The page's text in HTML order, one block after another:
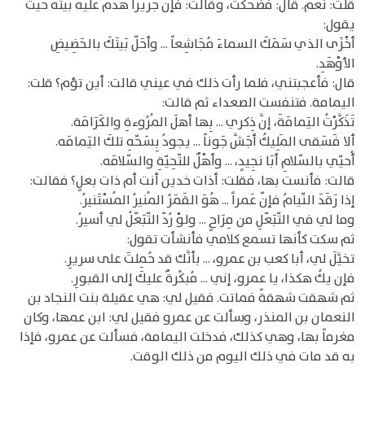
قلت: نعم. قال: فضحكت، وقالت: فإن جريراً هدم عليه بيته حيث
يقول:
أخْزَى الذي سَمَكَ السماءَ مُجَاشِعاً ... وأحَلّ بَيتَكَ بالحَضِيضِ
الأوْهَدِ.
قال: فأعجبتني، فلما رأت ذلك في عيني قالت: أين تؤم؟ قلت:
اليمامة. فتنفست الصعداء ثم قالت:
تَذَكَّرْتُ اليَمامَةَ، إنَّ ذِكري ... بِها أهلَ المُرُوءةِ والكَرَامَة.
ألا فَسَقى المَلِيكُ أجَشَّ جَوناً ... يجودُ بِسَحّهِ تلكَ اليَمامَه.
أُحيّي بالسّلامِ أبَا نجِيدٍ، ... وأهْلٌ للتّحِيّةِ والسّلامَه.
قالت: فأنست بها، فقلت: أذات خدين أنت أم ذات بعلٍ؟ فقالت:
إذا رَقَدَ النّيامُ فإنّ عَمراً ... هُوَ القَمَرُ المُنيرُ المُسْتَنيرُ.
وما لي في التّبَعّلِ من مِرَاحٍ ... ولوْ رُدّ التّبَعّلُ لي أسيرُ.
ثم سكت كأنها تسمع كلامي فأنشأت تقول:
تخيَّلَ لي، أبا كعب بن عمرو، ... بأنَّك قد حُمِلتَ على سريرِ.
فإن يكُ هكذا، يا عمرو، إني ... مُبكِّرةٌ عليكَ إلى القبورِ.
ثم شهقت شهقةً فماتت. فقيل لي: هي عقيلة بنت النجاد بن
النعمان بن المنذر، وسألت عن عمرو فقيل لي: ابن عمها، وكان
مغرماً بها، وهي كذلك، فدخلت اليمامة، فسألت عن عمرو، فإذا
به قد مات في ذلك اليوم من ذلك الوقت.